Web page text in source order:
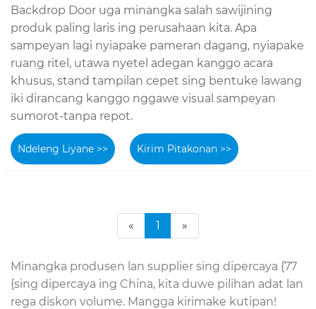
Backdrop Door uga minangka salah sawijining
produk paling laris ing perusahaan kita. Apa
sampeyan lagi nyiapake pameran dagang, nyiapake
ruang ritel, utawa nyetel adegan kanggo acara
khusus, stand tampilan cepet sing bentuke lawang
iki dirancang kanggo nggawe visual sampeyan
sumorot-tanpa repot.
Ndeleng Liyane >> Kirim Pitakonan >>
« 1 »
Minangka produsen lan supplier sing dipercaya {77
{sing dipercaya ing China, kita duwe pilihan adat lan
rega diskon volume. Mangga kirimake kutipan!